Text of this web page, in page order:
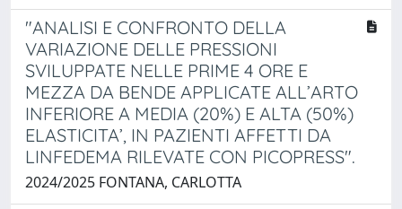
"ANALISI E CONFRONTO DELLA
VARIAZIONE DELLE PRESSIONI
SVILUPPATE NELLE PRIME 4 ORE E
MEZZA DA BENDE APPLICATE ALL’ARTO
INFERIORE A MEDIA (20%) E ALTA (50%)
ELASTICITA’, IN PAZIENTI AFFETTI DA
LINFEDEMA RILEVATE CON PICOPRESS".
2024/2025 FONTANA, CARLOTTA